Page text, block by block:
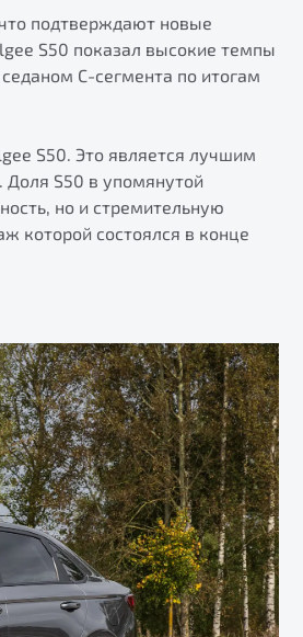
подтверждают новые
S50 показал высокие темпы
С-сегмента по итогам
S50. Это является лучшим
Доля S50 в упомянутой
но и стремительную
которой состоялся в конце